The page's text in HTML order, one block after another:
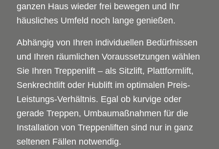
ganzen Haus wieder frei bewegen und Ihr
häusliches Umfeld noch lange genießen.
Abhängig von Ihren individuellen Bedürfnissen
und Ihren räumlichen Voraussetzungen wählen
Sie Ihren Treppenlift – als Sitzlift, Plattformlift,
Senkrechtlift oder Hublift im optimalen Preis-
Leistungs-Verhältnis. Egal ob kurvige oder
gerade Treppen, Umbaumaßnahmen für die
Installation von Treppenliften sind nur in ganz
seltenen Fällen notwendig.